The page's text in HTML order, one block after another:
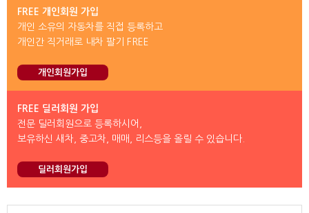
FREE 개인회원 가입
개인 소유의 자동차를 직접 등록하고
개인간 직거래로 내차 팔기 FREE
개인회원가입
FREE 딜러회원 가입
전문 딜러회원으로 등록하시어,
보유하신 새차, 중고차, 매매, 리스등을 올릴 수 있습니다.
딜러회원가입